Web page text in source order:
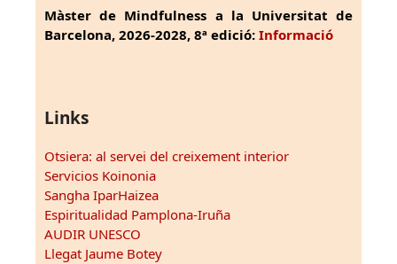
Màster de Mindfulness a la Universitat de
Barcelona, 2026-2028, 8ª edició: Informació
Links
Otsiera: al servei del creixement interior
Servicios Koinonia
Sangha IparHaizea
Espiritualidad Pamplona-Iruña
AUDIR UNESCO
Llegat Jaume Botey